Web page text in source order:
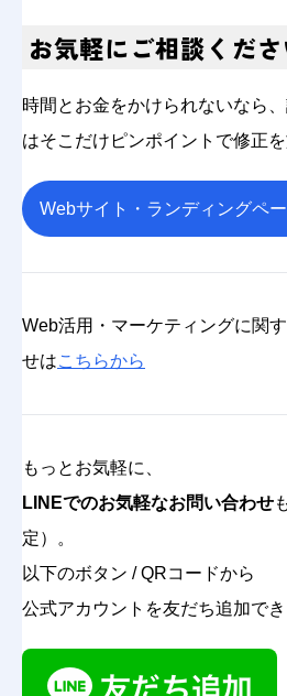
お気軽にご相談くだ
時間とお金をかけられないなら
はそこだけピンポイントで修正を
Webサイト・ランディングペ
Web活用・マーケティングに関
せはこちらから
もっとお気軽に、
LINEでのお気軽なお問い合わせ
定）。
以下のボタン / QRコードから
公式アカウントを友だち追加でき